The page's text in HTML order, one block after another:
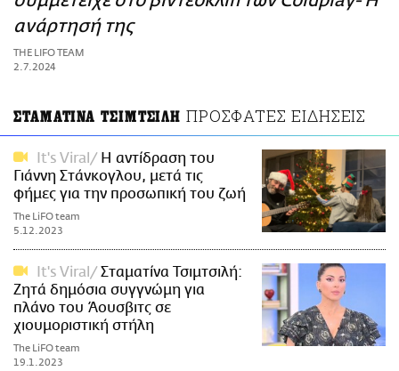
ΑΜΠΑ
PRINT
ανάρτησή της
THE LIFO TEAM
2.7.2024
ΣΤΑΜΑΤΙΝΑ ΤΣΙΜΤΣΙΛΗ ΠΡΟΣΦΑΤΕΣ ΕΙΔΗΣΕΙΣ
It's Viral
Η αντίδραση του
Γιάννη Στάνκογλου, μετά τις
φήμες για την προσωπική του ζωή
The LiFO team
5.12.2023
It's Viral
Σταματίνα Τσιμτσιλή:
Ζητά δημόσια συγγνώμη για
πλάνο του Άουσβιτς σε
χιουμοριστική στήλη
The LiFO team
19.1.2023